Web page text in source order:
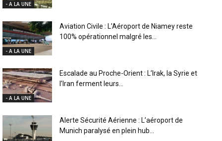
- A LA UNE
- A LA UNE
Aviation Civile : L’Aéroport de Niamey reste
100% opérationnel malgré les...
- A LA UNE
Escalade au Proche-Orient : L’Irak, la Syrie et
l’Iran ferment leurs...
Alerte Sécurité Aérienne : L’aéroport de
Munich paralysé en plein hub...